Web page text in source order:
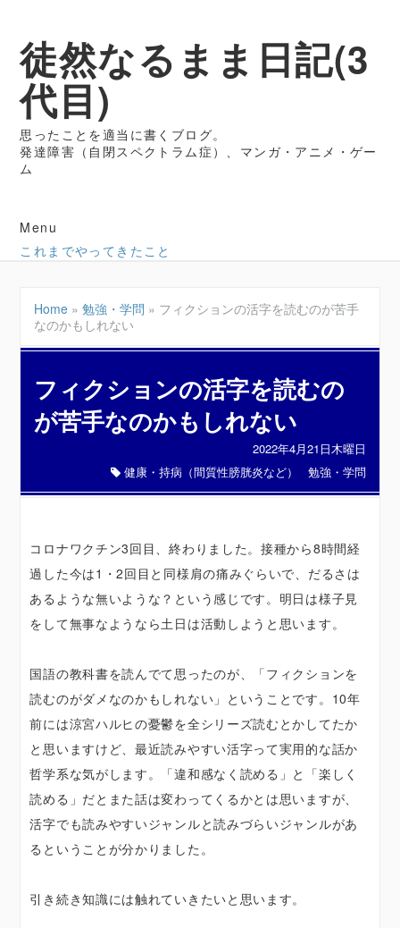
徒然なるまま日記(3
代目)
思ったことを適当に書くブログ。
発達障害（自閉スペクトラム症）、マンガ・アニメ・ゲー
ム
Menu
これまでやってきたこと
Home »勉強・学問 » フィクションの活字を読むのが苦手
なのかもしれない
フィクションの活字を読むの
が苦手なのかもしれない
2022年4月21日木曜日
健康・持病（間質性膀胱炎など）
勉強・学問
コロナワクチン3回目、終わりました。接種から8時間経
過した今は1・2回目と同様肩の痛みぐらいで、だるさは
あるような無いような？という感じです。明日は様子見
をして無事なようなら土日は活動しようと思います。
国語の教科書を読んでて思ったのが、「フィクションを
読むのがダメなのかもしれない」ということです。10年
前には涼宮ハルヒの憂鬱を全シリーズ読むとかしてたか
と思いますけど、最近読みやすい活字って実用的な話か
哲学系な気がします。「違和感なく読める」と「楽しく
読める」だとまた話は変わってくるかとは思いますが、
活字でも読みやすいジャンルと読みづらいジャンルがあ
るということが分かりました。
引き続き知識には触れていきたいと思います。